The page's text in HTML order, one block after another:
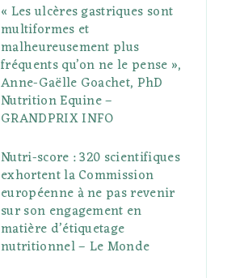
« Les ulcères gastriques sont
multiformes et
malheureusement plus
fréquents qu’on ne le pense »,
Anne-Gaëlle Goachet, PhD
Nutrition Equine –
GRANDPRIX INFO
Nutri-score : 320 scientifiques
exhortent la Commission
européenne à ne pas revenir
sur son engagement en
matière d’étiquetage
nutritionnel – Le Monde